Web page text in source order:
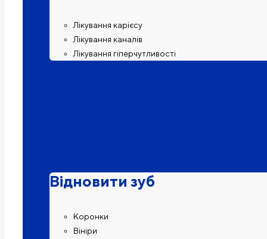
Лікування карієсу
Лікування каналів
Лікування гіперчутливості
Відновити зуб
Коронки
Вініри